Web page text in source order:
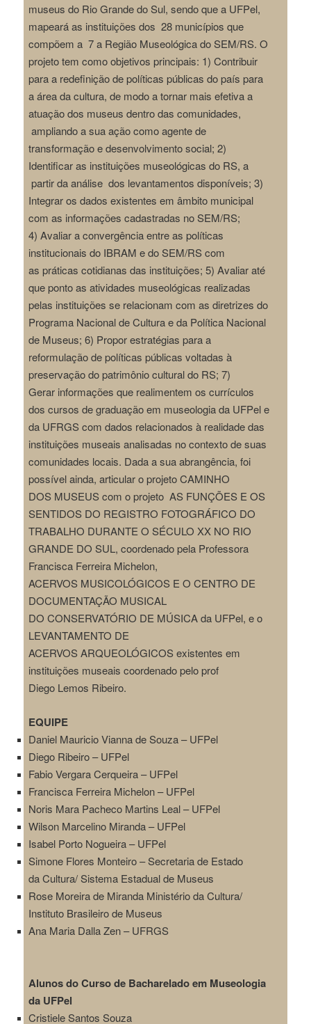
museus do Rio Grande do Sul, sendoque a UFPel,
mapeará as instituições dos 28 municípios que
compõem a 7a Região Museológica do SEM/RS. O
projeto tem como objetivos principais: 1) Contribuir
para a redefinição de políticas públicas do país para
a área da cultura, de modo a tornar maisefetiva a
atuação dos museus dentro das comunidades,
ampliando a sua ação comoagente de
transformação e desenvolvimento social; 2)
Identificar as instituições museológicas do RS, a
partir da análise dos levantamentos disponíveis; 3)
Integrar osdados existentes em âmbito municipal
com as informações cadastradas no SEM/RS;
4)Avaliar a convergência entre as políticas
institucionais do IBRAM e do SEM/RS com
aspráticas cotidianas das instituições; 5) Avaliar até
que ponto as atividades museológicas realizadas
pelas instituições se relacionam com as diretrizes do
Programa Nacional deCultura e da Política Nacional
de Museus; 6) Propor estratégias para a
reformulação depolíticas públicas voltadas à
preservação do patrimônio cultural do RS; 7)
Gerar informações que realimentem os currículos
dos cursos de graduação em museologia da UFPel e
da UFRGS com dados relacionados à realidade das
instituições museaisanalisadas no contexto de suas
comunidades locais. Dada a sua abrangência, foi
possível ainda, articular o projeto CAMINHO
DOS MUSEUS com o projeto AS FUNÇÕES E OS
SENTIDOS DO REGISTRO FOTOGRÁFICO DO
TRABALHO DURANTE O SÉCULO XX NO RIO
GRANDE DO SUL, coordenado pela Professora
Francisca Ferreira Michelon,
ACERVOS MUSICOLÓGICOS E O CENTRO DE
DOCUMENTAÇÃO MUSICAL
DOCONSERVATÓRIO DE MÚSICA da UFPel, e o
LEVANTAMENTO DE
ACERVOSARQUEOLÓGICOS existentes em
instituições museais coordenado pelo prof
Diego Lemos Ribeiro.
EQUIPE
Daniel Mauricio Vianna de Souza – UFPel
Diego Ribeiro –UFPel
Fabio Vergara Cerqueira –UFPel
Francisca Ferreira Michelon –UFPel
Noris Mara Pacheco Martins Leal –UFPel
Wilson Marcelino Miranda –UFPel
Isabel Porto Nogueira –UFPel
Simone Flores Monteiro –Secretaria de Estado
da Cultura/ Sistema Estadual de Museus
Rose Moreira de Miranda Ministério da Cultura/
Instituto Brasileiro de Museus
Ana Maria Dalla Zen – UFRGS
Alunos do Curso de Bacharelado em Museologia
da UFPel
Cristiele Santos Souza